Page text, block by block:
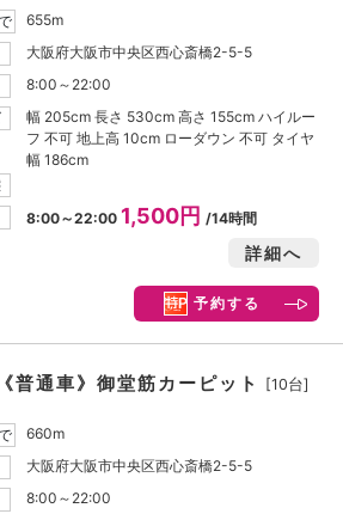
655m
大阪府大阪市中央区西心斎橋2-5-5
8:00～22:00
幅 205cm 長さ 530cm 高さ 155cm ハイルー
フ 不可 地上高 10cm ローダウン 不可 タイヤ
幅 186cm
8:00～22:00 1,500円 /14時間
詳細へ
予約する
普通車》御堂筋カーピット [10台]
660m
大阪府大阪市中央区西心斎橋2-5-5
8:00～22:00